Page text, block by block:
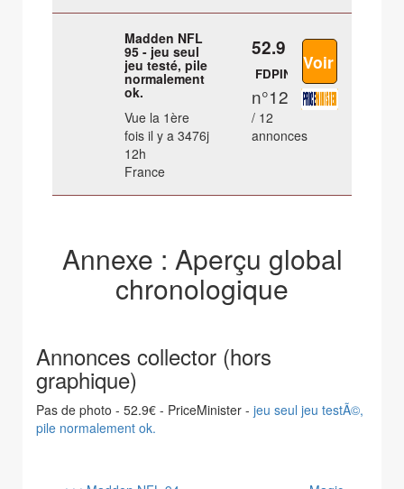
Madden NFL
95 - jeu seul
jeu testé, pile
normalement
ok.
Vue la 1ère
fois il y a 3476j
12h
France
52.9 €
FDPIN
n°12
/ 12
annonces
Annexe : Aperçu global
chronologique
Annonces collector (hors
graphique)
Pas de photo - 52.9€ - PriceMinister - jeu seul jeu testÃ©,
pile normalement ok.